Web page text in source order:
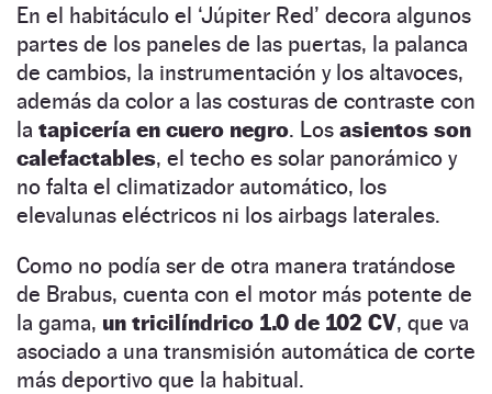
En el habitáculo el ‘Júpiter Red’ decora algunos
partes de los paneles de las puertas, la palanca
de cambios, la instrumentación y los altavoces,
además da color a las costuras de contraste con
la tapicería en cuero negro. Los asientos son
calefactables, el techo es solar panorámico y
no falta el climatizador automático, los
elevalunas eléctricos ni los airbags laterales.
Como no podía ser de otra manera tratándose
de Brabus, cuenta con el motor más potente de
la gama, un tricilíndrico 1.0 de 102 CV, que va
asociado a una transmisión automática de corte
más deportivo que la habitual.